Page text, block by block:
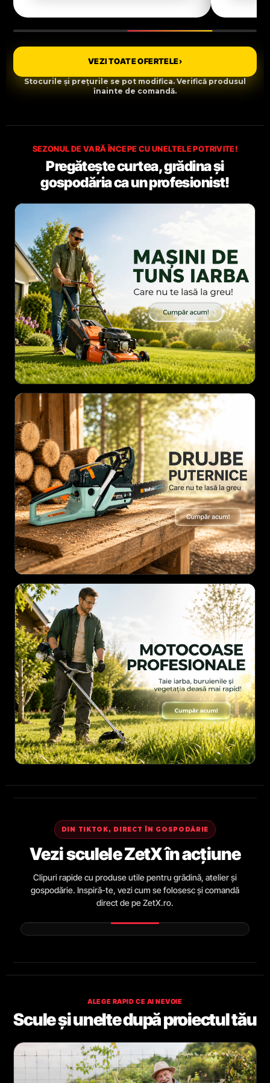
VEZI TOATE OFERTELE›
Stocurile și prețurile se pot modifica. Verifică produsul
înainte de comandă.
SEZONUL DE VARĂ ÎNCEPE CU UNELTELE POTRIVITE!
Pregătește curtea, grădina și
gospodăria ca un profesionist!
DIN TIKTOK, DIRECT ÎN GOSPODĂRIE
Vezi sculele ZetX în acțiune
Clipuri rapide cu produse utile pentru grădină, atelier și
gospodărie. Inspiră-te, vezi cum se folosesc și comandă
direct de pe ZetX.ro.
ALEGE RAPID CE AI NEVOIE
Scule și unelte după proiectul tău